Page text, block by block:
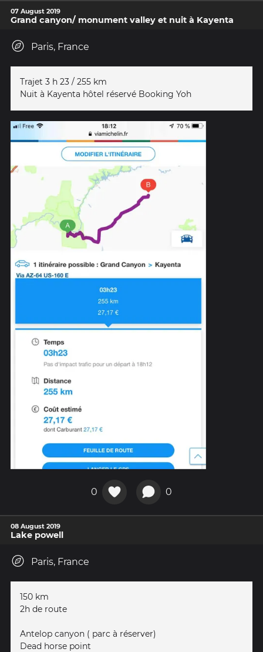
07 August 2019
Grand canyon/ monument valley et nuit à Kayenta
Paris, France
Trajet 3 h 23 / 255 km
Nuit à Kayenta hôtel réservé Booking Yoh
0 0
08 August 2019
Lake powell
Paris, France
150 km
2h de route
Antelop canyon ( parc à réserver)
Dead horse point